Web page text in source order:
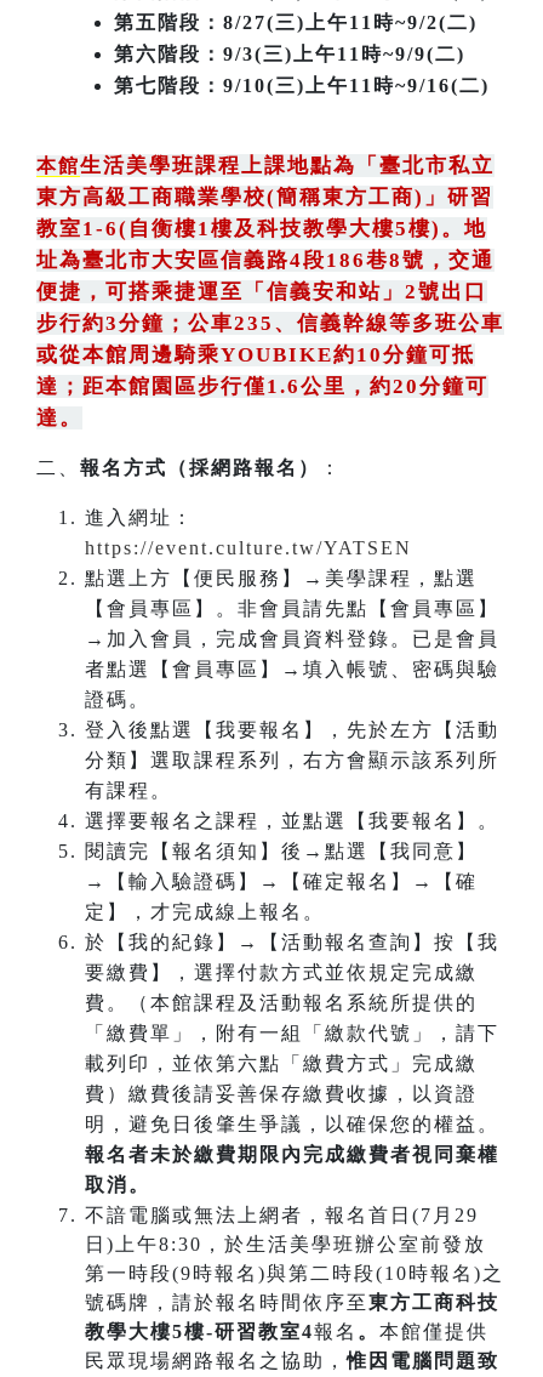
第五階段：8/27(三)上午11時~9/2(二)
第六階段：9/3(三)上午11時~9/9(二)
第七階段：9/10(三)上午11時~9/16(二)
本館生活美學班課程上課地點為 「 臺北市私立
東方高級工商職業學校(簡稱東方工商) 」 研習
教室1-6(自衡樓1樓及科技教學大樓5樓)。地
址為臺北市大安區信義路4段186巷8號 ， 交通
便捷，可搭乘捷運至「信義安和站」2號出口
步行約3分鐘 ； 公車235 、 信義幹線等多班公車
或從本館周邊騎乘YOUBIKE約10分鐘可抵
達；距本館園區步行僅1.6公里，約20分鐘可
達。
二、 報名方式（採網路報名） ：
進入網址：
https://event.culture.tw/YATSEN
點選上方【便民服務】→美學課程，點選
【會員專區】。非會員請先點【會員專區】
→加入會員，完成會員資料登錄。已是會員
者點選【會員專區】→填入帳號、密碼與驗
證碼。
登入後點選【我要報名】，先於左方【活動
分類】選取課程系列，右方會顯示該系列所
有課程。
選擇要報名之課程，並點選【我要報名】。
閱讀完【報名須知】後→點選【我同意】
→【輸入驗證碼】→【確定報名】→【確
定】，才完成線上報名。
於【我的紀錄】→【活動報名查詢】按【我
要繳費】，選擇付款方式並依規定完成繳
費。（本館課程及活動報名系統所提供的
「繳費單」，附有一組「繳款代號」，請下
載列印，並依第六點「繳費方式」完成繳
費）繳費後請妥善保存繳費收據，以資證
明，避免日後肇生爭議，以確保您的權益。
報名者未於繳費期限內完成繳費者視同棄權
取消。
不諳電腦或無法上網者，報名首日(7月29
日)上午8:30，於生活美學班辦公室前發放
第一時段(9時報名)與第二時段(10時報名)之
號碼牌，請於報名時間依序至東方工商科技
教學大樓5樓-研習教室4報名 。 本館僅提供
民眾現場網路報名之協助，惟因電腦問題致